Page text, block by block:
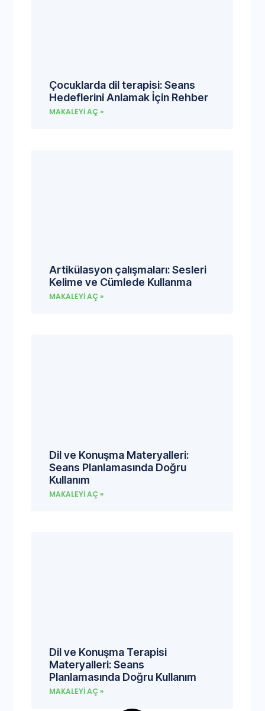
Çocuklarda dil terapisi: Seans
Hedeflerini Anlamak İçin Rehber
MAKALEYI AÇ »
Artikülasyon çalışmaları: Sesleri
Kelime ve Cümlede Kullanma
MAKALEYI AÇ »
Dil ve Konuşma Materyalleri:
Seans Planlamasında Doğru
Kullanım
MAKALEYI AÇ »
Dil ve Konuşma Terapisi
Materyalleri: Seans
Planlamasında Doğru Kullanım
MAKALEYI AÇ »